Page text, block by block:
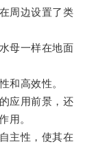
周边设置了类
母一样在地面
高效性。
应用前景，还
用。
主性，使其在